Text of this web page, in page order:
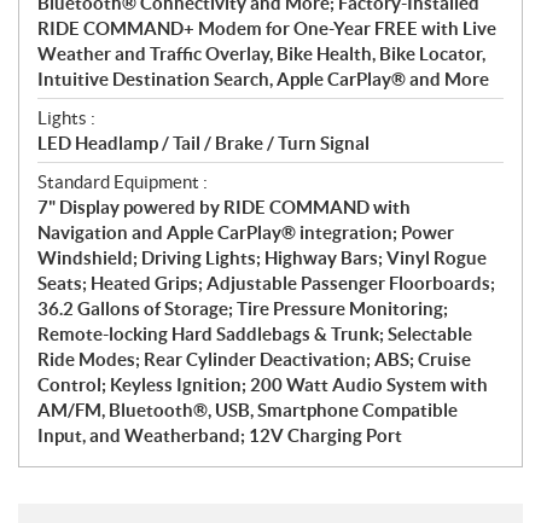
RIDE COMMAND+ Modem for One-Year FREE with Live
Weather and Traffic Overlay, Bike Health, Bike Locator,
Intuitive Destination Search, Apple CarPlay® and More
Lights :
LED Headlamp / Tail / Brake / Turn Signal
Standard Equipment :
7" Display powered by RIDE COMMAND with
Navigation and Apple CarPlay® integration; Power
Windshield; Driving Lights; Highway Bars; Vinyl Rogue
Seats; Heated Grips; Adjustable Passenger Floorboards;
36.2 Gallons of Storage; Tire Pressure Monitoring;
Remote-locking Hard Saddlebags & Trunk; Selectable
Ride Modes; Rear Cylinder Deactivation; ABS; Cruise
Control; Keyless Ignition; 200 Watt Audio System with
AM/FM, Bluetooth®, USB, Smartphone Compatible
Input, and Weatherband; 12V Charging Port